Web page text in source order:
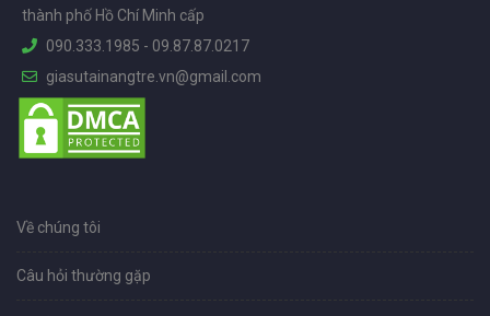
thành phố Hồ Chí Minh cấp
090.333.1985 - 09.87.87.0217
giasutainangtre.vn@gmail.com
Về chúng tôi
Câu hỏi thường gặp